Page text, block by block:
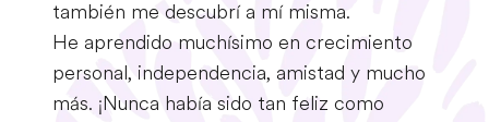
también me descubrí a mí misma.
He aprendido muchísimo en crecimiento
personal, independencia, amistad y mucho
más. ¡Nunca había sido tan feliz como